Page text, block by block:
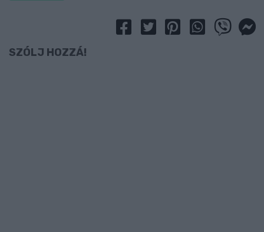
SZÓLJ HOZZÁ!